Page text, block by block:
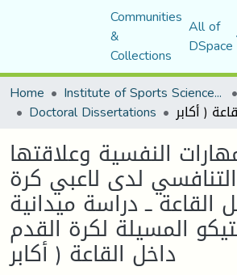
Communities
&
Collections
All of
DSpace
Home
Institute of Sports Sciences and Techniques
Doctoral Dissertations
النفسية وعلاقتها
لدى لاعبي كرة
القاعة ــ دراسة ميدانية
المسيلة لكرة القدم
داخل القاعة ( أكابر